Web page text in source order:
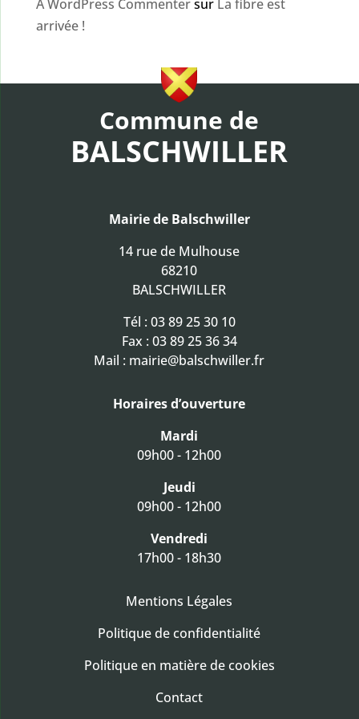
A WordPress Commentersur La fibre est
arrivée !
Commune de
BALSCHWILLER
Mairie de Balschwiller
14 rue de Mulhouse
68210
BALSCHWILLER
Tél : 03 89 25 30 10
Fax : 03 89 25 36 34
Mail : mairie@balschwiller.fr
Horaires d’ouverture
Mardi
09h00 - 12h00
Jeudi
09h00 - 12h00
Vendredi
17h00 - 18h30
Mentions Légales
Politique de confidentialité
Politique en matière de cookies
Contact